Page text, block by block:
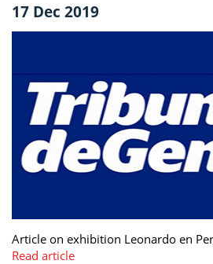
17 Dec 2019
Article on exhibition Leonardo en
Read article